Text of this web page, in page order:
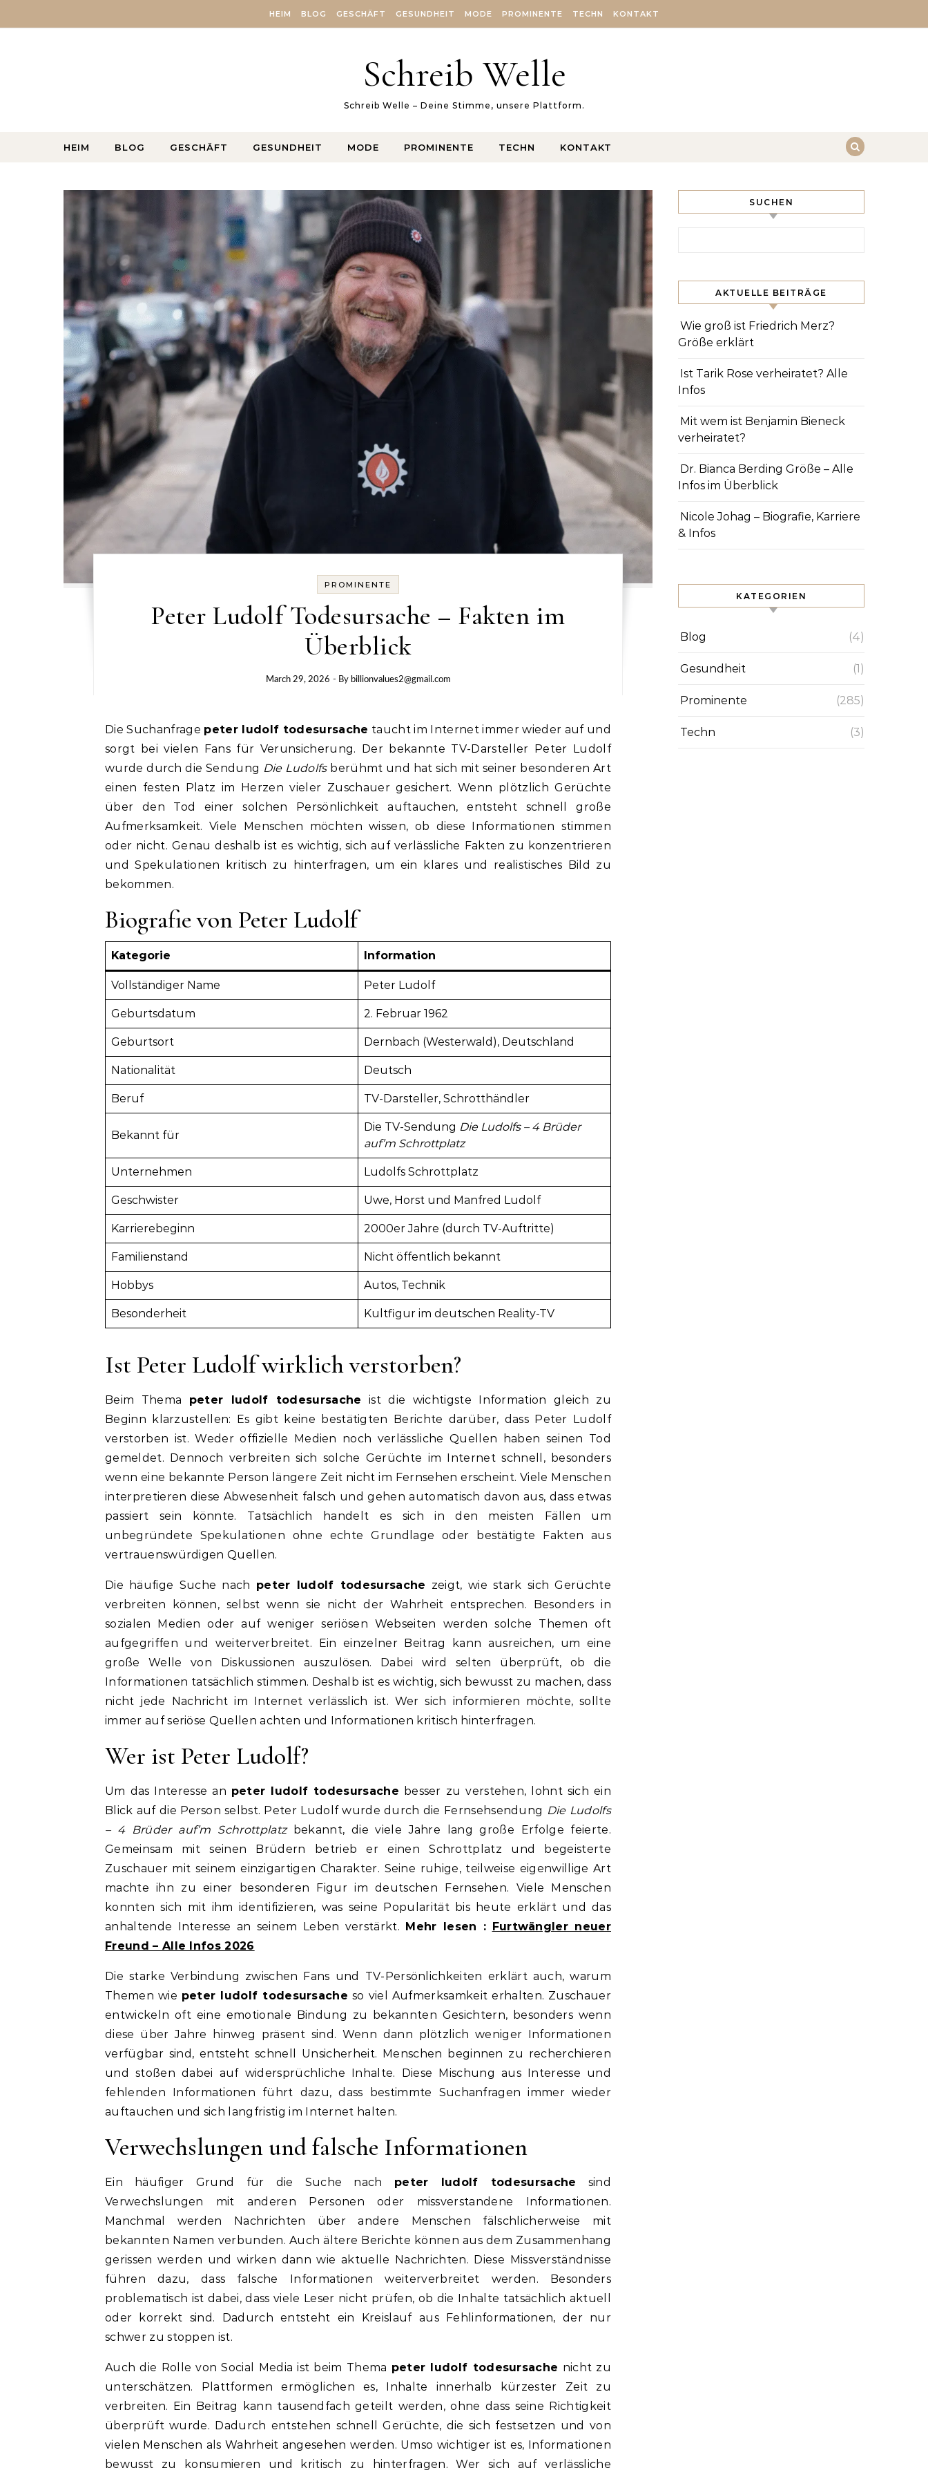
HEIM BLOG GESCHÄFT GESUNDHEIT MODE PROMINENTE TECHN KONTAKT
Schreib Welle
Schreib Welle – Deine Stimme, unsere Plattform.
HEIM BLOG GESCHÄFT GESUNDHEIT MODE PROMINENTE TECHN KONTAKT
PROMINENTE
Peter Ludolf Todesursache – Fakten im
Überblick
March 29, 2026 - By billionvalues2@gmail.com
Die Suchanfrage peter ludolf todesursache taucht im Internet immer wieder auf und
sorgt bei vielen Fans für Verunsicherung. Der bekannte TV-Darsteller Peter Ludolf
wurde durch die Sendung Die Ludolfsberühmt und hat sich mit seiner besonderen Art
einen festen Platz im Herzen vieler Zuschauer gesichert. Wenn plötzlich Gerüchte
über den Tod einer solchen Persönlichkeit auftauchen, entsteht schnell große
Aufmerksamkeit. Viele Menschen möchten wissen, ob diese Informationen stimmen
oder nicht. Genau deshalb ist es wichtig, sich auf verlässliche Fakten zu konzentrieren
und Spekulationen kritisch zu hinterfragen, um ein klares und realistisches Bild zu
bekommen.
Biografie von Peter Ludolf
Kategorie Information
Vollständiger Name Peter Ludolf
Geburtsdatum 2. Februar 1962
Geburtsort Dernbach (Westerwald), Deutschland
Nationalität Deutsch
Beruf TV-Darsteller, Schrotthändler
Bekannt für
Die TV-Sendung Die Ludolfs – 4 Brüder
auf’m Schrottplatz
Unternehmen Ludolfs Schrottplatz
Geschwister Uwe, Horst und Manfred Ludolf
Karrierebeginn 2000er Jahre (durch TV-Auftritte)
Familienstand Nicht öffentlich bekannt
Hobbys Autos, Technik
Besonderheit Kultfigur im deutschen Reality-TV
Ist Peter Ludolf wirklich verstorben?
Beim Thema peter ludolf todesursache ist die wichtigste Information gleich zu
Beginn klarzustellen: Es gibt keine bestätigten Berichte darüber, dass Peter Ludolf
verstorben ist. Weder offizielle Medien noch verlässliche Quellen haben seinen Tod
gemeldet. Dennoch verbreiten sich solche Gerüchte im Internet schnell, besonders
wenn eine bekannte Person längere Zeit nicht im Fernsehen erscheint. Viele Menschen
interpretieren diese Abwesenheit falsch und gehen automatisch davon aus, dass etwas
passiert sein könnte. Tatsächlich handelt es sich in den meisten Fällen um
unbegründete Spekulationen ohne echte Grundlage oder bestätigte Fakten aus
vertrauenswürdigen Quellen.
Die häufige Suche nach peter ludolf todesursache zeigt, wie stark sich Gerüchte
verbreiten können, selbst wenn sie nicht der Wahrheit entsprechen. Besonders in
sozialen Medien oder auf weniger seriösen Webseiten werden solche Themen oft
aufgegriffen und weiterverbreitet. Ein einzelner Beitrag kann ausreichen, um eine
große Welle von Diskussionen auszulösen. Dabei wird selten überprüft, ob die
Informationen tatsächlich stimmen. Deshalb ist es wichtig, sich bewusst zu machen, dass
nicht jede Nachricht im Internet verlässlich ist. Wer sich informieren möchte, sollte
immer auf seriöse Quellen achten und Informationen kritisch hinterfragen.
Wer ist Peter Ludolf?
Um das Interesse an peter ludolf todesursache besser zu verstehen, lohnt sich ein
Blick auf die Person selbst. Peter Ludolf wurde durch die Fernsehsendung Die Ludolfs
– 4 Brüder auf’m Schrottplatzbekannt, die viele Jahre lang große Erfolge feierte.
Gemeinsam mit seinen Brüdern betrieb er einen Schrottplatz und begeisterte
Zuschauer mit seinem einzigartigen Charakter. Seine ruhige, teilweise eigenwillige Art
machte ihn zu einer besonderen Figur im deutschen Fernsehen. Viele Menschen
konnten sich mit ihm identifizieren, was seine Popularität bis heute erklärt und das
anhaltende Interesse an seinem Leben verstärkt. Mehr lesen : Furtwängler neuer
Freund – Alle Infos 2026
Die starke Verbindung zwischen Fans und TV-Persönlichkeiten erklärt auch, warum
Themen wie peter ludolf todesursache so viel Aufmerksamkeit erhalten. Zuschauer
entwickeln oft eine emotionale Bindung zu bekannten Gesichtern, besonders wenn
diese über Jahre hinweg präsent sind. Wenn dann plötzlich weniger Informationen
verfügbar sind, entsteht schnell Unsicherheit. Menschen beginnen zu recherchieren
und stoßen dabei auf widersprüchliche Inhalte. Diese Mischung aus Interesse und
fehlenden Informationen führt dazu, dass bestimmte Suchanfragen immer wieder
auftauchen und sich langfristig im Internet halten.
Verwechslungen und falsche Informationen
Ein häufiger Grund für die Suche nach peter ludolf todesursache sind
Verwechslungen mit anderen Personen oder missverstandene Informationen.
Manchmal werden Nachrichten über andere Menschen fälschlicherweise mit
bekannten Namen verbunden. Auch ältere Berichte können aus dem Zusammenhang
gerissen werden und wirken dann wie aktuelle Nachrichten. Diese Missverständnisse
führen dazu, dass falsche Informationen weiterverbreitet werden. Besonders
problematisch ist dabei, dass viele Leser nicht prüfen, ob die Inhalte tatsächlich aktuell
oder korrekt sind. Dadurch entsteht ein Kreislauf aus Fehlinformationen, der nur
schwer zu stoppen ist.
Auch die Rolle von Social Media ist beim Thema peter ludolf todesursache nicht zu
unterschätzen. Plattformen ermöglichen es, Inhalte innerhalb kürzester Zeit zu
verbreiten. Ein Beitrag kann tausendfach geteilt werden, ohne dass seine Richtigkeit
überprüft wurde. Dadurch entstehen schnell Gerüchte, die sich festsetzen und von
vielen Menschen als Wahrheit angesehen werden. Umso wichtiger ist es, Informationen
bewusst zu konsumieren und kritisch zu hinterfragen. Wer sich auf verlässliche
SUCHEN
AKTUELLE BEITRÄGE
Wie groß ist Friedrich Merz?
Größe erklärt
Ist Tarik Rose verheiratet? Alle
Infos
Mit wem ist Benjamin Bieneck
verheiratet?
Dr. Bianca Berding Größe – Alle
Infos im Überblick
Nicole Johag – Biografie, Karriere
& Infos
KATEGORIEN
Blog (4)
Gesundheit (1)
Prominente (285)
Techn (3)